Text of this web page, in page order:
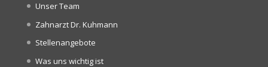
Unser Team
Zahnarzt Dr. Kuhmann
Stellenangebote
Was uns wichtig ist